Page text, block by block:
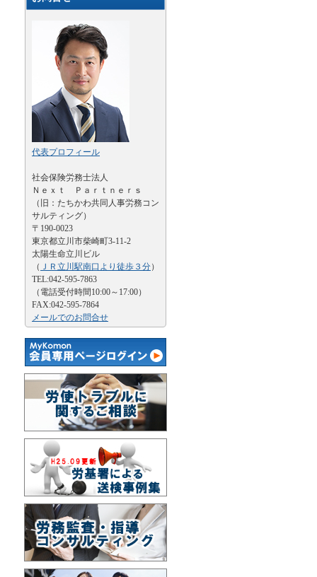
代表プロフィール
社会保険労務士法人
Ｎｅｘｔ Ｐａｒｔｎｅｒｓ
（旧：たちかわ共同人事労務コン
サルティング）
〒190-0023
東京都立川市柴崎町3-11-2
太陽生命立川ビル
（ ＪＲ立川駅南口より徒歩３分）
TEL:042-595-7863
（電話受付時間10:00～17:00）
FAX:042-595-7864
メールでのお問合せ